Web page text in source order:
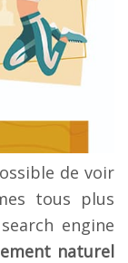
de voir
tous plus
engine
naturel